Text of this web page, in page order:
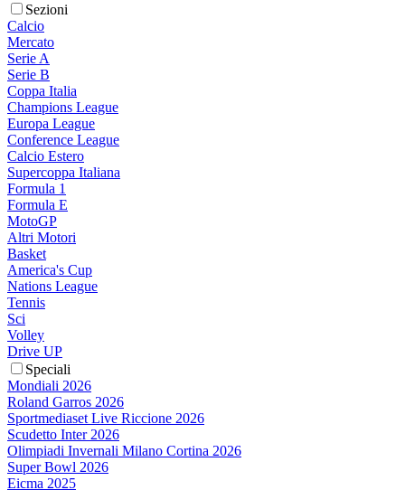
Sezioni
Calcio
Mercato
Serie A
Serie B
Coppa Italia
Champions League
Europa League
Conference League
Calcio Estero
Supercoppa Italiana
Formula 1
Formula E
MotoGP
Altri Motori
Basket
America's Cup
Nations League
Tennis
Sci
Volley
Drive UP
Speciali
Mondiali 2026
Roland Garros 2026
Sportmediaset Live Riccione 2026
Scudetto Inter 2026
Olimpiadi Invernali Milano Cortina 2026
Super Bowl 2026
Eicma 2025